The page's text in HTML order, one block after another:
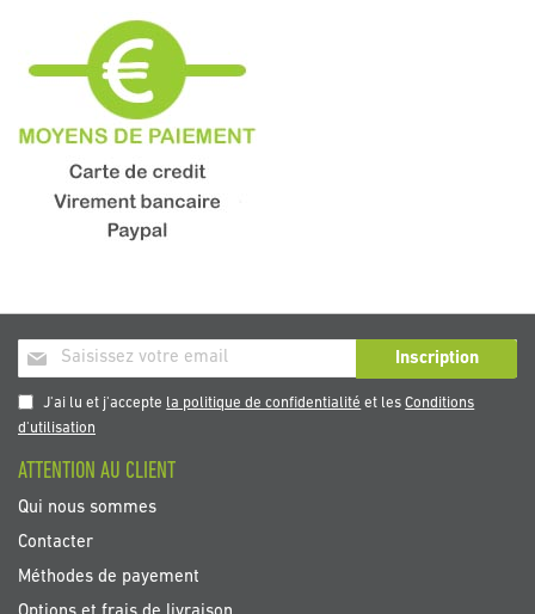
Inscription
à
notre
newsletter
Inscription
J'ai lu et j'accepte la politique de confidentialité et lesConditions
d'utilisation
ATTENTION AU CLIENT
Qui nous sommes
Contacter
Méthodes de payement